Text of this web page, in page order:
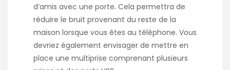
d’amis avec une porte. Cela permettra de
réduire le bruit provenant du reste de la
maison lorsque vous êtes au téléphone. Vous
devriez également envisager de mettre en
place une multiprise comprenant plusieurs